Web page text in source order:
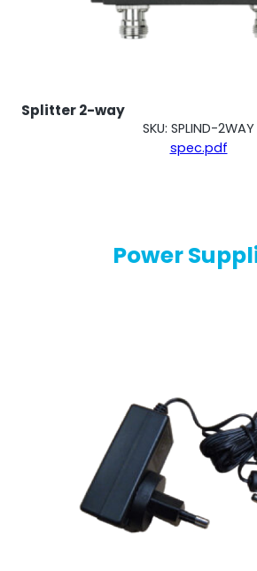
Splitter 2-way
SKU: SPLIND-2WAY
spec.pdf
Power